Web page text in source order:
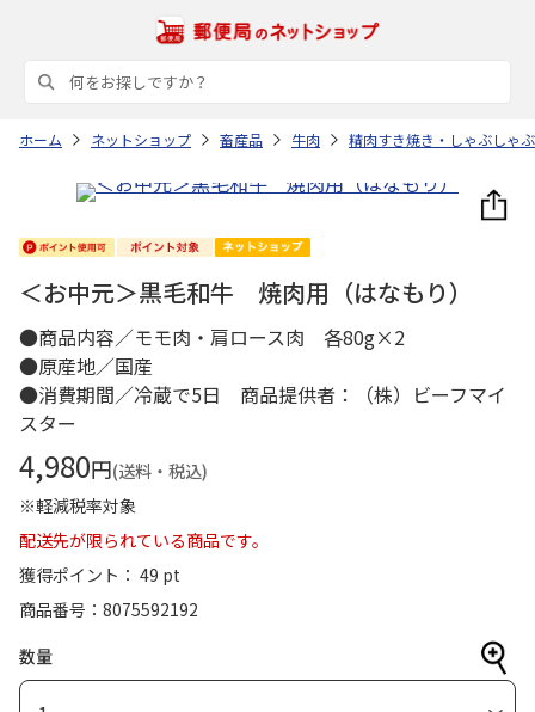
ホーム ネットショップ 畜産品 牛肉 精肉すき焼き・しゃぶしゃ
＜お中元＞黒毛和牛 焼肉用（はなもり）
●商品内容／モモ肉・肩ロース肉 各80g×2
●原産地／国産
●消費期間／冷蔵で5日 商品提供者：（株）ビーフマイ
スター
4,980円(送料・税込)
※軽減税率対象
配送先が限られている商品です。
獲得ポイント： 49 pt
商品番号
8075592192
数量